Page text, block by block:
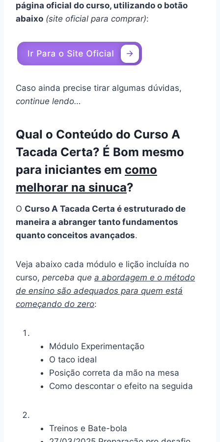
página oficial do curso, utilizando o botão
abaixo (site oficial para comprar):
Caso ainda precise tirar algumas dúvidas,
continue lendo…
Qual o Conteúdo do Curso A
Tacada Certa? É Bom mesmo
para iniciantes em como
melhorar na sinuca?
O Curso A Tacada Certa é estruturado de
maneira a abranger tanto fundamentos
quanto conceitos avançados.
Veja abaixo cada módulo e lição incluída no
curso, perceba que a abordagem e o método
de ensino são adequados para quem está
começando do zero:
Módulo Experimentação
O taco ideal
Posição correta da mão na mesa
Como descontar o efeito na seguida
Treinos e Bate-bola